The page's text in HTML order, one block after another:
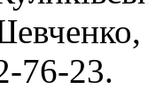
76-23.